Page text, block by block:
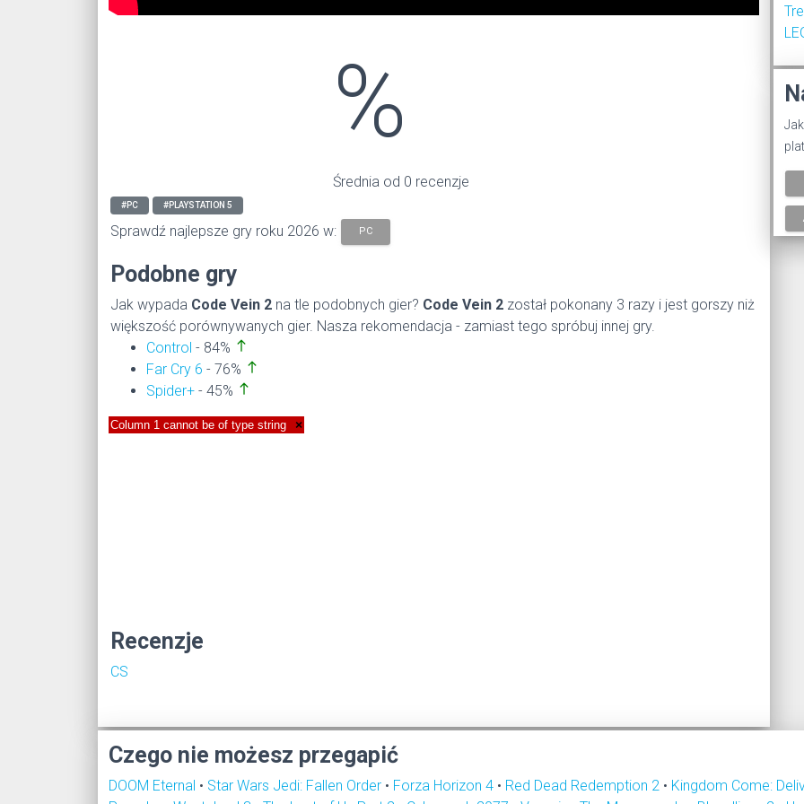
%
Średnia od 0 recenzje
#PC #PLAYSTATION 5
Sprawdź najlepsze gry roku 2026 w: PC
Podobne gry
Jak wypada Code Vein 2 na tle podobnych gier? Code Vein 2 został pokonany 3 razy i jest gorszy niż
większość porównywanych gier. Nasza rekomendacja - zamiast tego spróbuj innej gry.
Control - 84% north
Far Cry 6 - 76% north
Spider+ - 45% north
Column 1 cannot be of type string ×
Recenzje
CS
Czego nie możesz przegapić
DOOM Eternal • Star Wars Jedi: Fallen Order • Forza Horizon 4 • Red Dead Redemption 2 • Kingdom Come: